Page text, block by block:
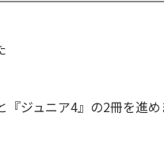
ジュニア4』の2冊を進め